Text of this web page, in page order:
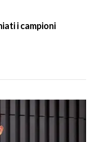
i campioni